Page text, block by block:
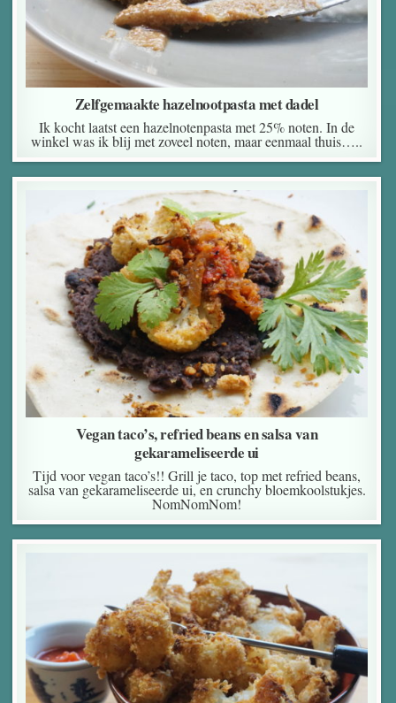
Zelfgemaakte hazelnootpasta met dadel
Ik kocht laatst een hazelnotenpasta met 25% noten. In de
winkel was ik blij met zoveel noten, maar eenmaal thuis…..
Vegan taco’s, refried beans en salsa van
gekarameliseerde ui
Tijd voor vegan taco’s!! Grill je taco, top met refried beans,
salsa van gekarameliseerde ui, en crunchy bloemkoolstukjes.
NomNomNom!